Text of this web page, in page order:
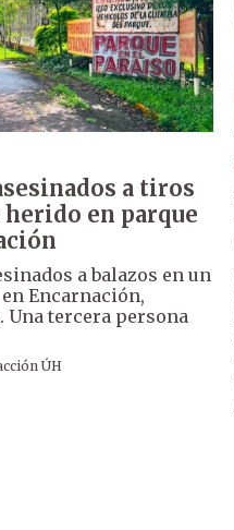
a tiros
en parque
a balazos en un
Encarnación,
Una tercera persona
ÚH